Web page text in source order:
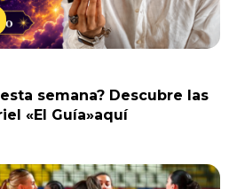
semana? Descubre las
«El Guía»aquí